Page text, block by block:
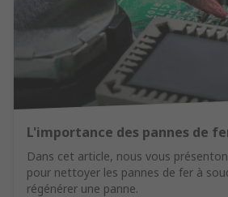
L'importance des pannes de
Dans cet article, nous vous
pour nettoyer les pannes de fer à
régénérer une panne.